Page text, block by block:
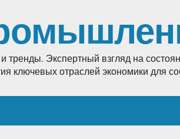
тренды. Экспертный взгляд на
ключевых отраслей экономики для